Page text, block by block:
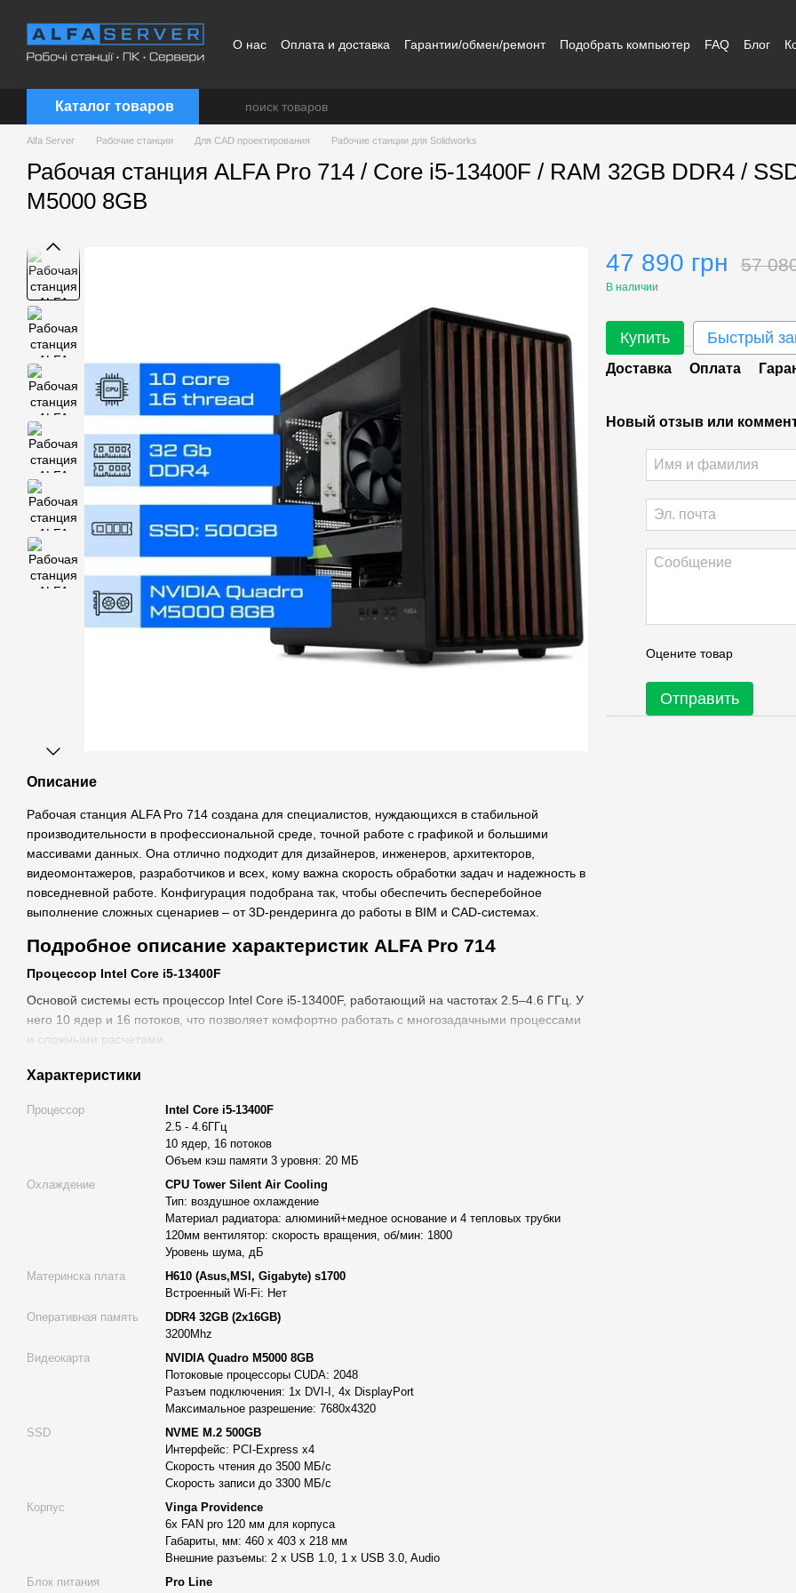
О нас Оплата и доставка Гарантии/обмен/ремонт Подобрать компьютер FAQ Блог
Каталог товаров
Alfa Server Рабочие станции Для CAD проектирования Рабочие станции для Solidworks
Рабочая станция ALFA Pro 714 / Core i5-13400F / RAM 32GB DDR4 /
M5000 8GB
Описание
Рабочая станция ALFA Pro 714 создана для специалистов, нуждающихся в стабильной
производительности в профессиональной среде, точной работе с графикой и большими
массивами данных. Она отлично подходит для дизайнеров, инженеров, архитекторов,
видеомонтажеров, разработчиков и всех, кому важна скорость обработки задач и надежность в
повседневной работе. Конфигурация подобрана так, чтобы обеспечить бесперебойное
выполнение сложных сценариев – от 3D-рендеринга до работы в BIM и CAD-системах.
Подробное описание характеристик ALFA Pro 714
Процессор Intel Core i5-13400F
Основой системы есть процессор Intel Core i5-13400F, работающий на частотах 2.5–4.6 ГГц. У
него 10 ядер и 16 потоков, что позволяет комфортно работать с многозадачными процессами
и сложными расчетами.
Кэш-память L3 объемом 20 МБ ускоряет работу приложений, улучшает отклик системы и
обеспечивает стабильность в тяжелых рабочих нагрузках.
Процессор хорошо подходит для:
3D моделирование и предварительный рендеринг;
работы в сложных проектах CAD;
обработки больших графических файлов;
запуска виртуальных машин;
офисные, инженерные и аналитические задачи.
Охлаждение CPU Tower Silent Air Cooling
В системе используется воздушное охлаждение класса Silent Air, поддерживающее
стабильную температуру работы даже при высоких нагрузках.
алюминиевый радиатор с медным основанием;
4 тепловые трубки для быстрого отвода тепла;
120 мм вентилятор на 1800 об/мин;
шум всего 26,5 дБ, что позволяет сохранять комфортную тишину в офисе или студии.
Такое охлаждение – важный компонент долговечности и стабильности всей системы.
Материнская плата H610 s1700
Плата на чипсете H610 от брендов Asus, MSI или Gigabyte обеспечивает надежную работу
компонентов и поддерживает современный сокет LGA1700.
Функционал:
Характеристики
Процессор
Intel Core i5-13400F
2.5 - 4.6ГГц
10 ядер, 16 потоков
Объем кэш памяти 3 уровня: 20 МБ
Охлаждение
CPU Tower Silent Air Cooling
Тип: воздушное охлаждение
Материал радиатора: алюминий+медное основание и 4 тепловых трубки
120мм вентилятор: скорость вращения, об/мин: 1800
Уровень шума, дБ
Материнска плата
H610 (Asus,MSI, Gigabyte) s1700
Встроенный Wi-Fi: Нет
Оперативная память
DDR4 32GB (2x16GB)
3200Mhz
Видеокарта
NVIDIA Quadro M5000 8GB
Потоковые процессоры CUDA: 2048
Разъем подключения: 1x DVI-I, 4x DisplayPort
Максимальное разрешение: 7680x4320
SSD
NVME M.2 500GB
Интерфейс: PCI-Express x4
Скорость чтения до 3500 МБ/с
Скорость записи до 3300 МБ/с
Корпус
Vinga Providence
6x FAN pro 120 мм для корпуса
Габариты, мм: 460 х 403 х 218 мм
Внешние разъемы: 2 x USB 1.0, 1 x USB 3.0, Audio
Блок питания
Pro Line
47 890 грн 57
В наличии
Купить Быстрый
Доставка Оплата
Новый отзыв или
Оцените товар
Отправить